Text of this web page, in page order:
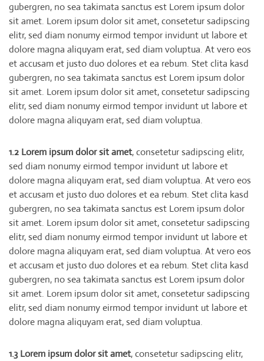
gubergren, no sea takimata sanctus est Lorem ipsum dolor
sit amet. Lorem ipsum dolor sit amet, consetetur sadipscing
elitr, sed diam nonumy eirmod tempor invidunt ut labore et
dolore magna aliquyam erat, sed diam voluptua. At vero eos
et accusam et justo duo dolores et ea rebum. Stet clita kasd
gubergren, no sea takimata sanctus est Lorem ipsum dolor
sit amet. Lorem ipsum dolor sit amet, consetetur sadipscing
elitr, sed diam nonumy eirmod tempor invidunt ut labore et
dolore magna aliquyam erat, sed diam voluptua.
1.2 Lorem ipsum dolor sit amet, consetetur sadipscing elitr,
sed diam nonumy eirmod tempor invidunt ut labore et
dolore magna aliquyam erat, sed diam voluptua. At vero eos
et accusam et justo duo dolores et ea rebum. Stet clita kasd
gubergren, no sea takimata sanctus est Lorem ipsum dolor
sit amet. Lorem ipsum dolor sit amet, consetetur sadipscing
elitr, sed diam nonumy eirmod tempor invidunt ut labore et
dolore magna aliquyam erat, sed diam voluptua. At vero eos
et accusam et justo duo dolores et ea rebum. Stet clita kasd
gubergren, no sea takimata sanctus est Lorem ipsum dolor
sit amet. Lorem ipsum dolor sit amet, consetetur sadipscing
elitr, sed diam nonumy eirmod tempor invidunt ut labore et
dolore magna aliquyam erat, sed diam voluptua.
1.3 Lorem ipsum dolor sit amet, consetetur sadipscing elitr,